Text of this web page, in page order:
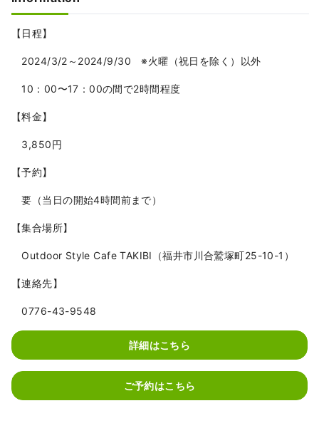
【日程】
2024/3/2～2024/9/30 ※火曜（祝日を除く）以外
10：00〜17：00の間で2時間程度
【料金】
3,850円
【予約】
要（当日の開始4時間前まで）
【集合場所】
Outdoor Style Cafe TAKIBI（福井市川合鷲塚町25-10-1）
【連絡先】
0776-43-9548
詳細はこちら
ご予約はこちら